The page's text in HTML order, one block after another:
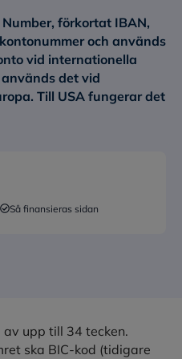
förkortat IBAN,
och används
vid internationella
det vid
Till USA fungerar det
Så finansieras sidan
upp till 34 tecken.
ska BIC-kod (tidigare